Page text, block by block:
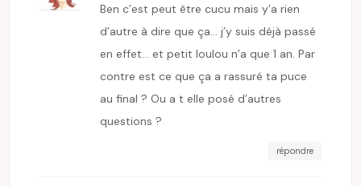
Ben c’est peut être cucu mais y’a rien
d’autre à dire que ça… j’y suis déjà passé
en effet… et petit loulou n’a que 1 an. Par
contre est ce que ça a rassuré ta puce
au final ? Ou a t elle posé d’autres
questions ?
répondre